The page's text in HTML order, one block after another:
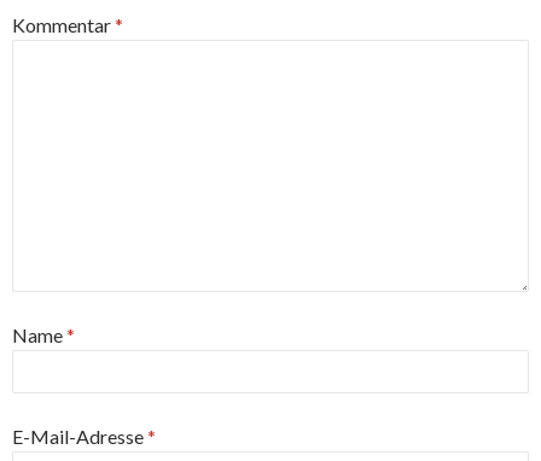
Kommentar*
Name*
E-Mail-Adresse*